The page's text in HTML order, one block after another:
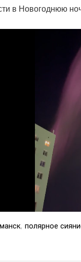
в Новогоднюю
, полярное